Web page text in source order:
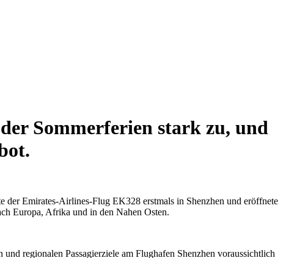
Sommerferien stark zu, und
der Emirates-Airlines-Flug EK328 erstmals in Shenzhen und eröffnete
Europa, Afrika und in den Nahen Osten.
regionalen Passagierziele am Flughafen Shenzhen voraussichtlich